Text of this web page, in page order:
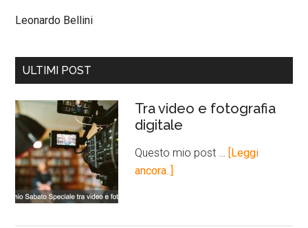
Leonardo Bellini
ULTIMI POST
Tra video e fotografia
digitale
Questo mio post … [Leggi
ancora..]